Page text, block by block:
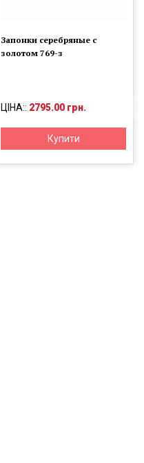
Запонки серебряные с
золотом 769-з
ЦІНА:: 2795.00 грн.
Купити